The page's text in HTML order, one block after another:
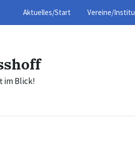
Aktuelles/Start Vereine/
im Blick!